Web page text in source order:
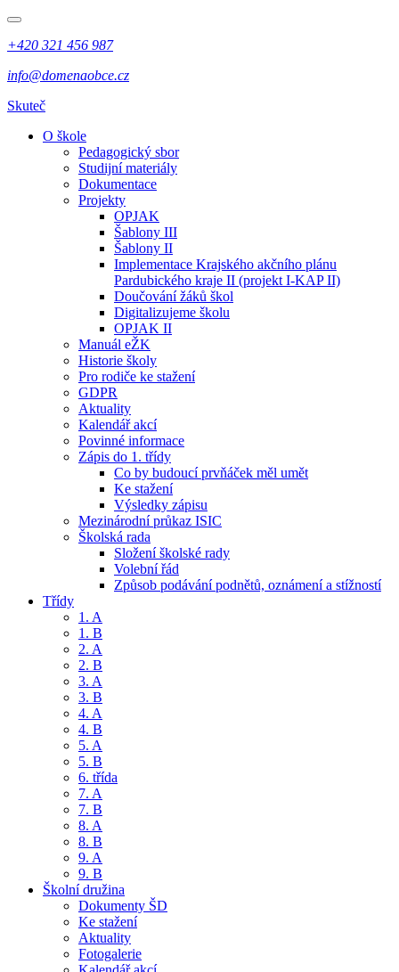
+420 321 456 987
info@domenaobce.cz
Skuteč
O škole
Pedagogický sbor
Studijní materiály
Dokumentace
Projekty
OPJAK
Šablony III
Šablony II
Implementace Krajského akčního plánu
Pardubického kraje II (projekt I-KAP II)
Doučování žáků škol
Digitalizujeme školu
OPJAK II
Manuál eŽK
Historie školy
Pro rodiče ke stažení
GDPR
Aktuality
Kalendář akcí
Povinné informace
Zápis do 1. třídy
Co by budoucí prvňáček měl umět
Ke stažení
Výsledky zápisu
Mezinárodní průkaz ISIC
Školská rada
Složení školské rady
Volební řád
Způsob podávání podnětů, oznámení a stížností
Třídy
1. A
1. B
2. A
2. B
3. A
3. B
4. A
4. B
5. A
5. B
6. třída
7. A
7. B
8. A
8. B
9. A
9. B
Školní družina
Dokumenty ŠD
Ke stažení
Aktuality
Fotogalerie